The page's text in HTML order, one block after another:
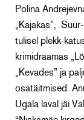
Polina
„Kajakas”,
tulisel plekk-
krimidraamas
„Kevades” ja
osatäitmised.
Ugala laval jäi